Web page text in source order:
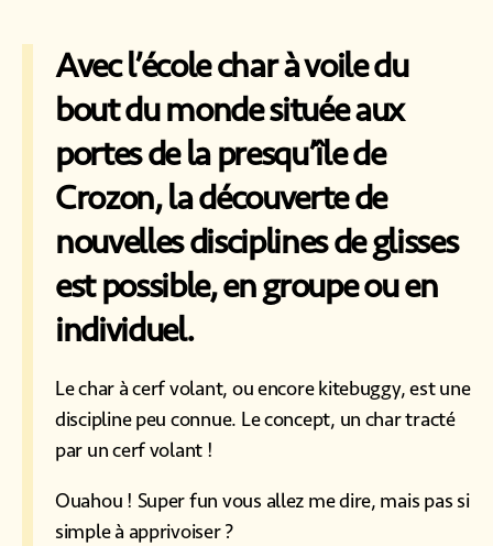
Avec l’école char à voile du
bout du monde située aux
portes de la presqu’île de
Crozon, la découverte de
nouvelles disciplines de glisses
est possible, en groupe ou en
individuel.
Le char à cerf volant, ou encore kitebuggy, est une
discipline peu connue. Le concept, un char tracté
par un cerf volant !
Ouahou ! Super fun vous allez me dire, mais pas si
simple à apprivoiser ?